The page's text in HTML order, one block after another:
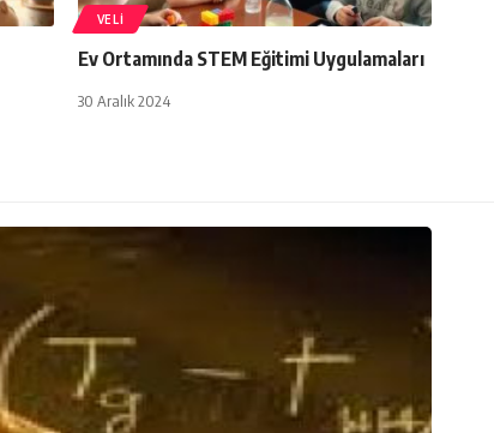
VELI
Ev Ortamında STEM Eğitimi Uygulamaları
30 Aralık 2024